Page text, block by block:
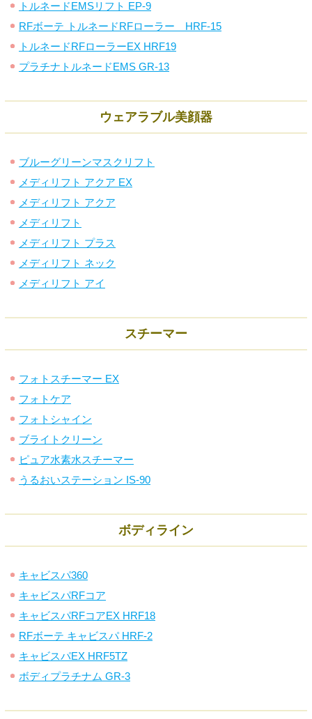
トルネードEMSリフト EP-9
RFボーテ トルネードRFローラー HRF-15
トルネードRFローラーEX HRF19
プラチナトルネードEMS GR-13
ウェアラブル美顔器
ブルーグリーンマスクリフト
メディリフト アクア EX
メディリフト アクア
メディリフト
メディリフト プラス
メディリフト ネック
メディリフト アイ
スチーマー
フォトスチーマー EX
フォトケア
フォトシャイン
ブライトクリーン
ピュア水素水スチーマー
うるおいステーション IS-90
ボディライン
キャビスパ360
キャビスパRFコア
キャビスパRFコアEX HRF18
RFボーテ キャビスパ HRF-2
キャビスパEX HRF5TZ
ボディプラチナム GR-3